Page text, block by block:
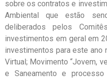
sobre os contratos e
Ambiental que estão
deliberados pelos
investimentos em geral em
investimentos para este ano
Virtual; Movimento “Jovem,
e Saneamento e